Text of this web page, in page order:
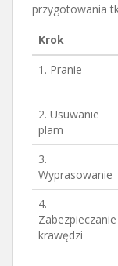
przygotowania
Krok
1. Pranie
2. Usuwanie
plam
3.
Wyprasowanie
4.
Zabezpieczanie
krawędzi